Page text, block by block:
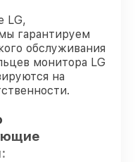
LG,
гарантируем
обслуживания
монитора LG
на